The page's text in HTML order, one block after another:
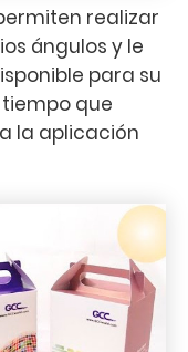
realizar
ángulos y le
para su
que
la aplicación